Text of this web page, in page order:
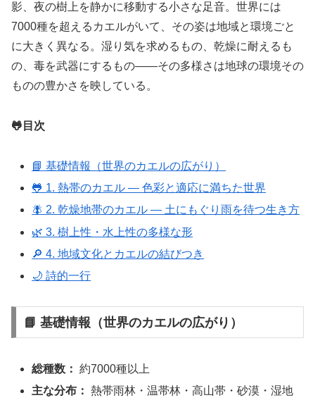
影、夜の樹上を静かに移動する小さな足音。世界には
7000種を超えるカエルがいて、その姿は地域と環境ごと
に大きく異なる。湿り気を求めるもの、乾燥に耐えるも
の、毒を武器にするもの――その多様さは地球の環境その
ものの豊かさを映している。
🐸目次
📘 基礎情報（世界のカエルの広がり）
🐸 1. 熱帯のカエル ― 色彩と適応に満ちた世界
🪰 2. 乾燥地帯のカエル ― 土にもぐり雨を待つ生き方
🌿 3. 樹上性・水上性の多様な形
🔎 4. 地域文化とカエルの結びつき
🌙 詩的一行
📘 基礎情報（世界のカエルの広がり）
総種数： 約7000種以上
主な分布： 熱帯雨林・温帯林・高山帯・砂漠・湿地